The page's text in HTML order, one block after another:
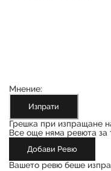
Мнение:
Изпрати
Грешка при изпращане
Все още няма ревюта за
Добави Ревю
Вашето ревю беше